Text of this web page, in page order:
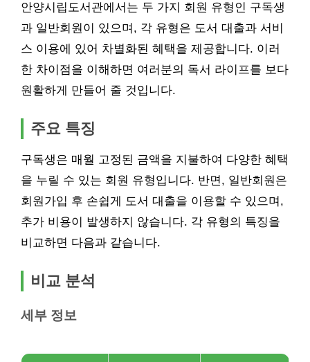
안양시립도서관에서는 두 가지 회원 유형인 구독생
과 일반회원이 있으며, 각 유형은 도서 대출과 서비
스 이용에 있어 차별화된 혜택을 제공합니다. 이러
한 차이점을 이해하면 여러분의 독서 라이프를 보다
원활하게 만들어 줄 것입니다.
주요 특징
구독생은 매월 고정된 금액을 지불하여 다양한 혜택
을 누릴 수 있는 회원 유형입니다. 반면, 일반회원은
회원가입 후 손쉽게 도서 대출을 이용할 수 있으며,
추가 비용이 발생하지 않습니다. 각 유형의 특징을
비교하면 다음과 같습니다.
비교 분석
세부 정보